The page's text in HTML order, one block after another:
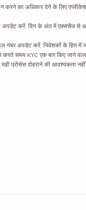
का अधिकार देने के लिए
करें. दिन के अंत में एक्सचेंज से
नंबर अपडेट करें. निवेशकों के हित में
समय KYC एक बार किए जाने
प्रोसेस दोहराने की आवश्यकता नहीं